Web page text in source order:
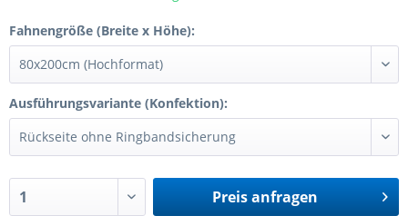
Fahnengröße (Breite x Höhe):
Ausführungsvariante (Konfektion):
Preis anfragen